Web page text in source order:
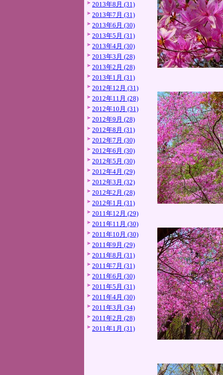
2013年8月 (31)
2013年7月 (31)
2013年6月 (30)
2013年5月 (31)
2013年4月 (30)
2013年3月 (28)
2013年2月 (28)
2013年1月 (31)
2012年12月 (31)
2012年11月 (28)
2012年10月 (31)
2012年9月 (28)
2012年8月 (31)
2012年7月 (30)
2012年6月 (30)
2012年5月 (30)
2012年4月 (29)
2012年3月 (32)
2012年2月 (28)
2012年1月 (31)
2011年12月 (29)
2011年11月 (30)
2011年10月 (30)
2011年9月 (29)
2011年8月 (31)
2011年7月 (31)
2011年6月 (30)
2011年5月 (31)
2011年4月 (30)
2011年3月 (34)
2011年2月 (28)
2011年1月 (31)